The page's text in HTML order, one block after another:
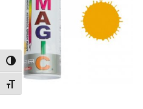
Toggle High Contrast
Toggle Font size